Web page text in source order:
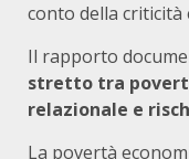
conto della criticità
Il rapporto
stretto tra
relazionale e
La povertà